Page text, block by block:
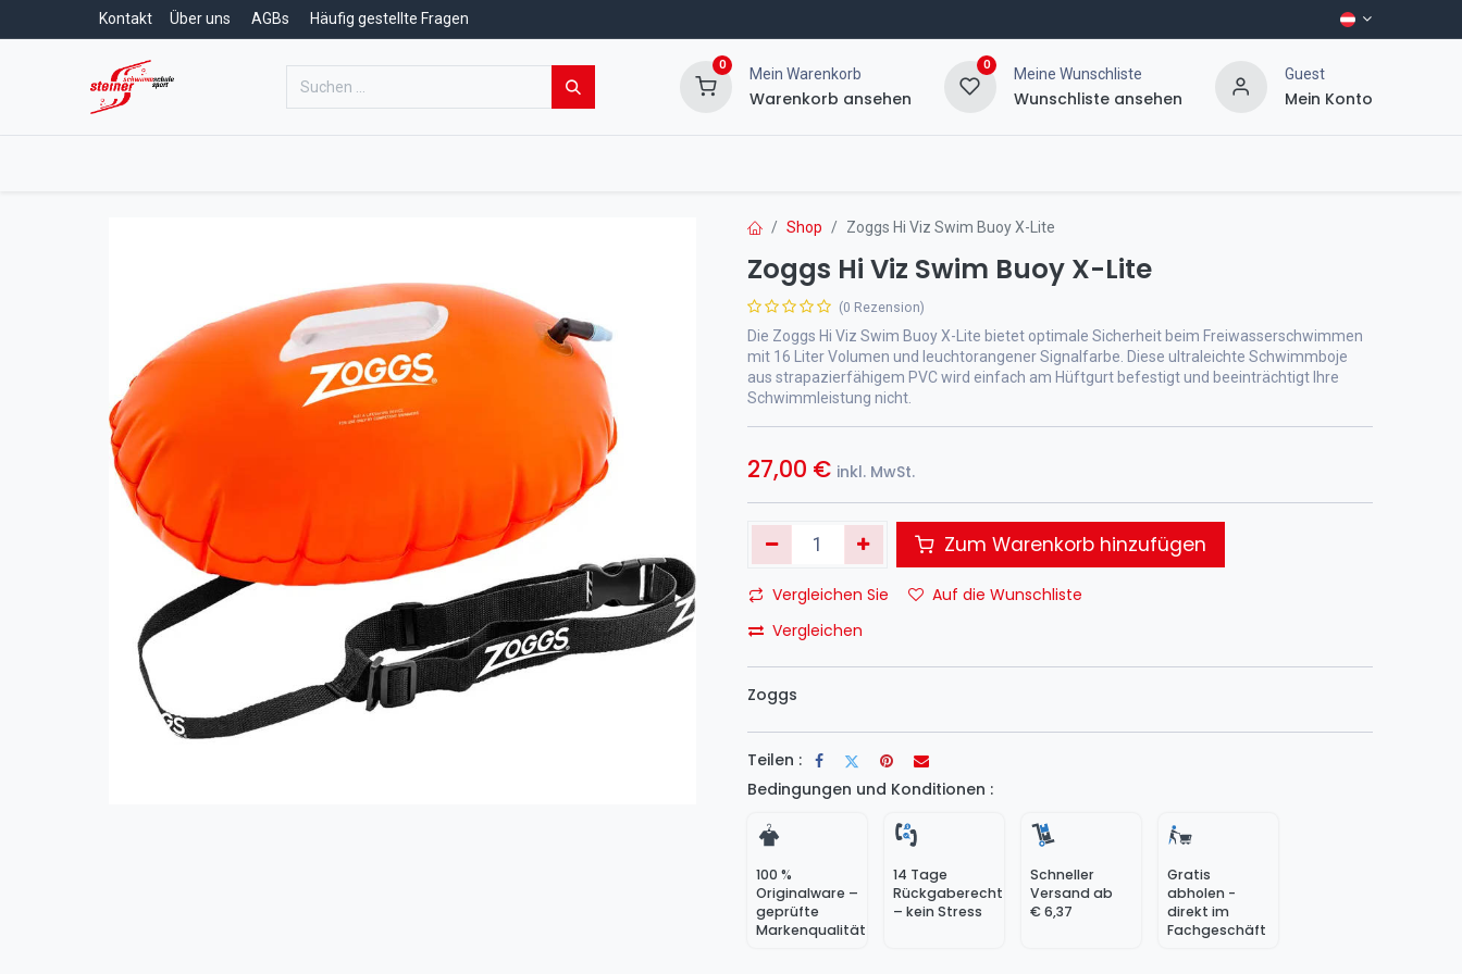
Kontakt Über uns AGBs Häufig gestellte Fragen
0
Mein Warenkorb
Warenkorb ansehen
0
Meine Wunschliste
Wunschliste ansehen
Guest
Mein Konto
Shop Zoggs Hi Viz Swim Buoy X-Lite
Zoggs Hi Viz Swim Buoy X-Lite
(0 Rezension)
Die Zoggs Hi Viz Swim Buoy X-Lite bietet optimale Sicherheit beim Freiwasserschwimmen
mit 16 Liter Volumen und leuchtorangener Signalfarbe. Diese ultraleichte Schwimmboje
aus strapazierfähigem PVC wird einfach am Hüftgurt befestigt und beeinträchtigt Ihre
Schwimmleistung nicht.
27,00 € inkl. MwSt.
Zum Warenkorb hinzufügen
Vergleichen Sie
Auf die Wunschliste
Vergleichen
Zoggs
Teilen :
Bedingungen und Konditionen :
100 %
Originalware –
geprüfte
Markenqualität
14 Tage
Rückgaberecht
– kein Stress
Schneller
Versand ab
€ 6,37
Gratis
abholen -
direkt im
Fachgeschäft